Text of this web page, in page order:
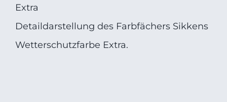
Extra
Detaildarstellung des Farbfächers Sikkens
Wetterschutzfarbe Extra.